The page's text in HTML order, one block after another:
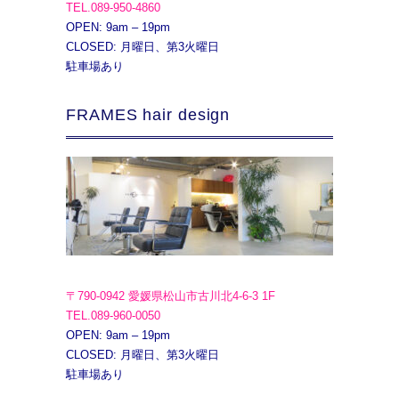
TEL.089-950-4860
OPEN: 9am – 19pm
CLOSED: 月曜日、第3火曜日
駐車場あり
FRAMES hair design
〒790-0942 愛媛県松山市古川北4-6-3 1F
TEL.089-960-0050
OPEN: 9am – 19pm
CLOSED: 月曜日、第3火曜日
駐車場あり